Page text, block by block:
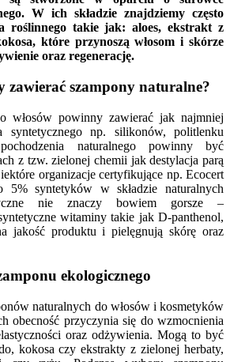
W ich składzie znajdziemy często
roślinnego takie jak: aloes, ekstrakt z
które przynoszą włosom i skórze
oraz regenerację.
zawierać szampony naturalne?
włosów powinny zawierać jak najmniej
syntetycznego np. silikonów, politlenku
naturalnego powinny być
z tzw. zielonej chemii jak destylacja parą
organizacje certyfikujące np. Ecocert
5% syntetyków w składzie naturalnych
nie znaczy bowiem gorsze –
witaminy takie jak D-panthenol,
jakość produktu i pielęgnują skórę oraz
ekologicznego
naturalnych do włosów i kosmetyków
obecność przyczynia się do wzmocnienia
oraz odżywienia. Mogą to być
kokosa czy ekstrakty z zielonej herbaty,